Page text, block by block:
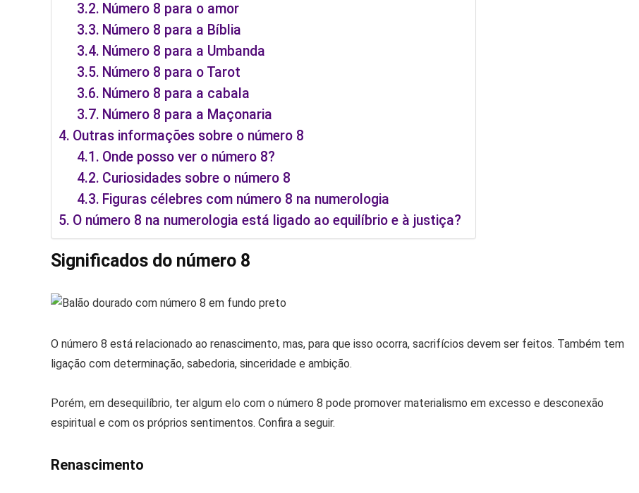
Número 8 para o amor
Número 8 para a Bíblia
Número 8 para a Umbanda
Número 8 para o Tarot
Número 8 para a cabala
Número 8 para a Maçonaria
Outras informações sobre o número 8
Onde posso ver o número 8?
Curiosidades sobre o número 8
Figuras célebres com número 8 na numerologia
O número 8 na numerologia está ligado ao equilíbrio e à justiça?
Significados do número 8
O número 8 está relacionado ao renascimento, mas, para que isso ocorra, sacrifícios devem ser feitos. Também tem
ligação com determinação, sabedoria, sinceridade e ambição.
Porém, em desequilíbrio, ter algum elo com o número 8 pode promover materialismo em excesso e desconexão
espiritual e com os próprios sentimentos. Confira a seguir.
Renascimento